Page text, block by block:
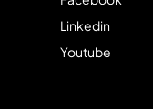
Linkedin
Youtube